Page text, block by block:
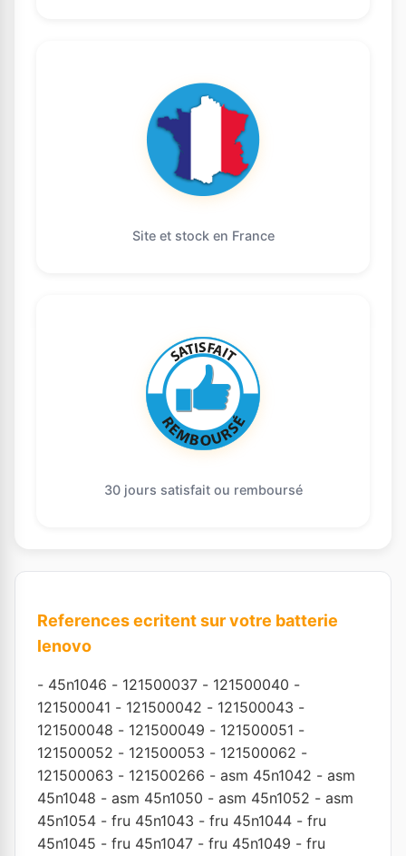
Site et stock en France
30 jours satisfait ou remboursé
References ecritent sur votre batterie
lenovo
- 45n1046 - 121500037 - 121500040 -
121500041 - 121500042 - 121500043 -
121500048 - 121500049 - 121500051 -
121500052 - 121500053 - 121500062 -
121500063 - 121500266 - asm 45n1042 - asm
45n1048 - asm 45n1050 - asm 45n1052 - asm
45n1054 - fru 45n1043 - fru 45n1044 - fru
45n1045 - fru 45n1047 - fru 45n1049 - fru